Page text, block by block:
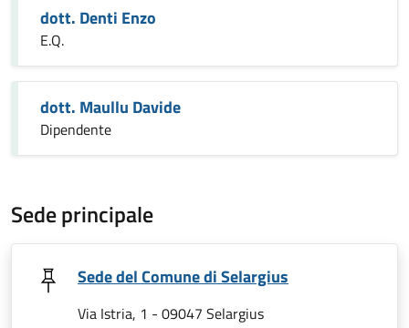
dott. Denti Enzo
E.Q.
dott. Maullu Davide
Dipendente
Sede principale
Sede del Comune di Selargius
Via Istria, 1 - 09047 Selargius